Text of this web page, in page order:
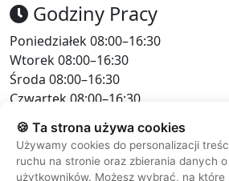
Godziny Pracy
Poniedziałek08:00–16:30
Wtorek08:00–16:30
Środa 08:00–16:30
Czwartek 08:00–16:30
Piątek
Sobota10:00–12:00
Niedziela Zamknięte
🍪 Ta strona używa cookies
Używamy cookies do personalizacji
ruchu na stronie oraz zbierania danych
użytkowników. Możesz wybrać, na